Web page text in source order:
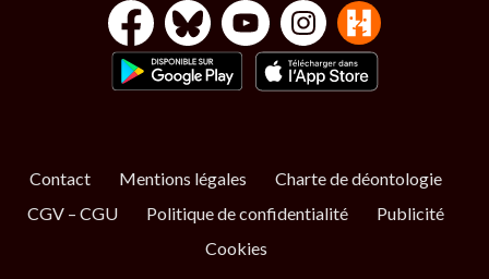
Contact Mentions légales
Charte de déontologie
CGV – CGU
Politique de confidentialité
Publicité
Cookies